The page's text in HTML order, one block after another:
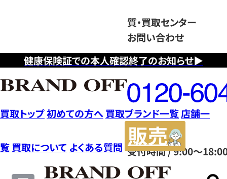
健康保険証での本人確認終了のお知らせ▶
質・買取センター
お問い合わせ
フ
リ
ー
ダ
イ
ヤ
ル
0120604117
受付時間 / 9:00～
買取トップ初めての方へ 買取ブランド一覧店舗一
覧 買取について よくある質問
サ